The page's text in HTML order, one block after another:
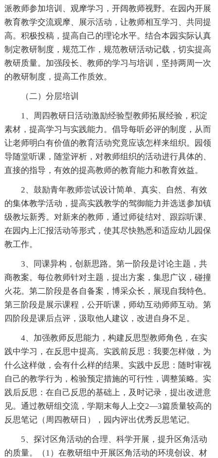
派教师参加培训、观摩学习，开阔教师视野。在园内开展
教育教学交流观摩、展示活动，让教师相互学习、共同提
高。积极投稿，提高自己的理论水平。结合本园实际认真
制定教研制度，规范工作，规范教研活动记载，切实提高
教研质量。加强段长、教师的学习与培训，坚持两周一次
的教研制度，提高工作质效。
（二）分层培训
1、周四教研日活动激励经验型教师拓展经验，积淀
素材，提高学习与实践能力。倡导每听必评的制度，从而
让老师明白有价值的教育活动究竟应该怎样来组织。园领
导随堂听课，随堂评析，对教师组织的活动进行具体的、
直接的指导，有效的提高教师的教育能力和教育效益。
2、鼓励青年教师尝试设计简单、真实、自然、有效
的集体教学活动，提高实践教学的驾御能力并选送参加镇
级教坛新秀。对新来的教师，通过师徒结对、跟踪听课、
在园内上汇报活动等形式，使其尽快熟悉和适应幼儿园保
教工作。
3、同课异构，创新思路。第一阶段是讨论主题，共
商教案。每位教师针对主题，提出方案，集思广议，碰撞
火花。第二阶段是各自备案，博采众长，展现自我特色。
第三阶段是展示课程，公开听课，师幼互动师师互动。第
四阶段是课后点评，汲取他人建议，改进自身不足。
4、加强教师反思能力，构建反思型教师角色，在实
践中学习，在反思中提高。实践前反思：我要怎样做，为
什么这样做，会有什么样的结果。实践中反思：随时审视
自己的教学行为，检验预定措施的可行性，调整策略。实
践后反思：在自己反思的基础上，及时记录，提出改进意
见。通过教研组交流，学期末每人上交2—3篇质量较高的
反思笔记（周四教研日），园内评出优秀反思笔记。
5、探讨区角活动的合理、科学开展，提升区角活动
的质量。（1）在教研组中开展区角活动的环境创设、材